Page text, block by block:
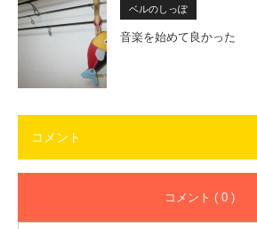
ベルのしっぽ
音楽を始めて良かった
コメント
コメント ( 0 )